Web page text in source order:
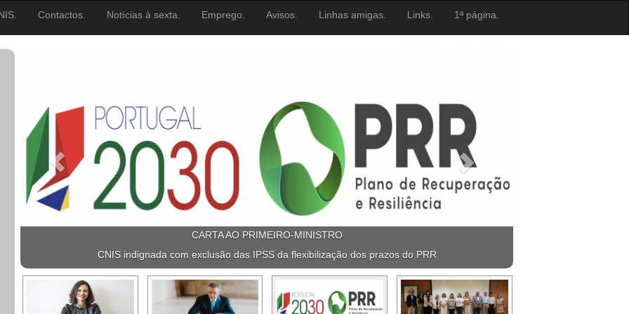
Contactos. Notícias à sexta. Emprego. Avisos. Linhas amigas. Links. 1ª página.
CARTA AO PRIMEIRO-MINISTRO
CNIS indignada com exclusão das IPSS da flexibilização dos prazos do PRR